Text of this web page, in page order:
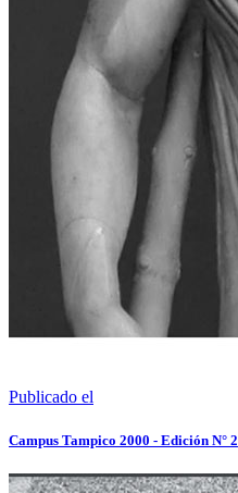
Publicado el
Campus Tampico 2000 - Edición N° 2